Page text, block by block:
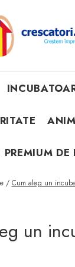
PREMIUM DE
/ Cum aleg un
un